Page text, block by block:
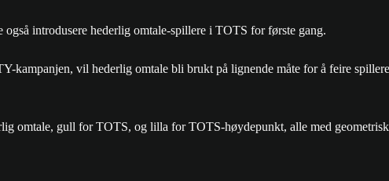
introdusere hederlig omtale-spillere i TOTS for første gang.
kampanjen, vil hederlig omtale bli brukt på lignende måte for å feire